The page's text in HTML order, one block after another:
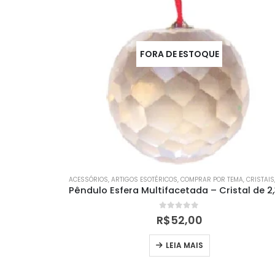
FORA DE ESTOQUE
ACESSÓRIOS, ARTIGOS ESOTÉRICOS, COMPRAR POR TEMA, CRISTAIS,
out of 5
R$52,00
LEIA MAIS